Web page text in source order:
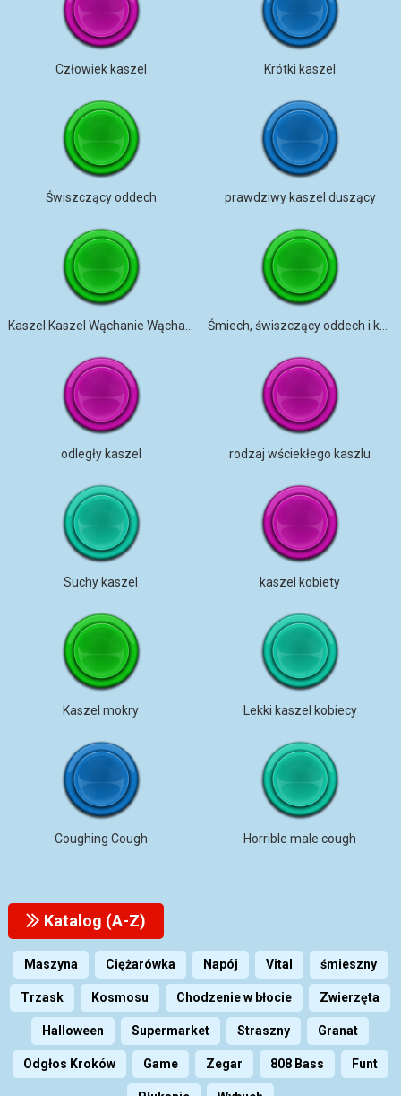
Człowiek kaszel Krótki kaszel
Świszczący oddech prawdziwy kaszel duszący
Śmiech, świszczący oddech i kaszel
odległy kaszel rodzaj wściekłego kaszlu
Suchy kaszel kaszel kobiety
Kaszel mokry Lekki kaszel kobiecy
Coughing Cough Horrible male cough
Katalog (A-Z)
Maszyna Ciężarówka Napój Vital śmieszny
Trzask Kosmosu Chodzenie w błocie Zwierzęta
Halloween Supermarket Straszny Granat
Odgłos Kroków Game Zegar 808 Bass Funt